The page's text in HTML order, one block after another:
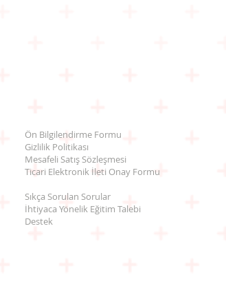
Ön Bilgilendirme Formu
Gizlilik Politikası
Mesafeli Satış Sözleşmesi
Ticari Elektronik İleti Onay Formu
Sıkça Sorulan Sorular
İhtiyaca Yönelik Eğitim Talebi
Destek